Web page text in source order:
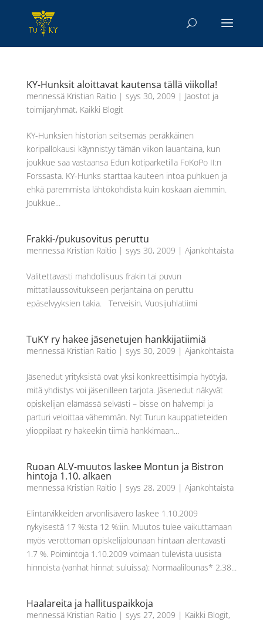
KY-Hunksit aloittavat kautensa tällä viikolla!
mennessä Kristian Raitio| syys 30, 2009 | Jaostot ja
toimijaryhmät, Kaikki Blogit
KY-Hunksien historian seitsemäs peräkkäinen
koripallokausi käynnistyy tämän viikon lauantaina, kun
joukkue saa vastaansa Edun kotiparketilla FoKoPo II:n
Forssasta. KY-Hunks starttaa kauteen intoa puhkuen ja
ehkä paremmista lähtökohdista kuin koskaan aiemmin.
Joukkue...
Frakki-/pukusovitus peruttu
mennessä Kristian Raitio| syys 30, 2009 | Ajankohtaista
Valitettavasti mahdollisuus frakin tai puvun
mittatilaussovitukseen perjantaina on peruttu
epäselvyyksien takia. Terveisin, Vuosijuhlatiimi
TuKY ry hakee jäsenetujen hankkijatiimiä
mennessä Kristian Raitio| syys 30, 2009 | Ajankohtaista
Jäsenedut yrityksistä ovat yksi konkreettisimpia hyötyjä,
mitä yhdistys voi jäsenilleen tarjota. Jäsenedut näkyvät
opiskelijan elämässä selvästi – bisse on halvempi ja
parturi veloittaa vähemmän. Nyt Turun kauppatieteiden
ylioppilaat ry hakeekin tiimiä hankkimaan...
Ruoan ALV-muutos laskee Montun ja Bistron
hintoja 1.10. alkaen
mennessä Kristian Raitio| syys 28, 2009 | Ajankohtaista
Elintarvikkeiden arvonlisävero laskee 1.10.2009
nykyisestä 17 %:sta 12 %:iin. Muutos tulee vaikuttamaan
myös verottoman opiskelijalounaan hintaan alentavasti
1.7 %. Poimintoja 1.10.2009 voimaan tulevista uusista
hinnoista (vanhat hinnat suluissa): Normaalilounas* 2,38...
Haalareita ja hallituspaikkoja
mennessä Kristian Raitio| syys 27, 2009 | Kaikki Blogit,